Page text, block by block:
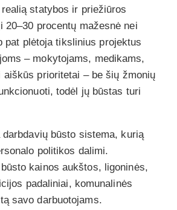
statybos ir priežiūros
20–30 procentų mažesnė nei
pat plėtoja tikslinius projektus
– mokytojams, medikams,
aiškūs prioritetai – be šių žmonių
todėl jų būstas turi
būsto sistema, kurią
politikos dalimi.
kainos aukštos, ligoninės,
padaliniai, komunalinės
savo darbuotojams.